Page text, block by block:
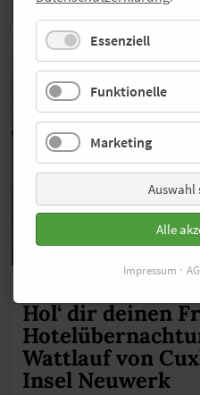
Hol‘ dir deinen
Wattlauf von
Insel Neuwerk
Essenziell
Funktionelle
Marketing
Auswahl
Alle
Impressum